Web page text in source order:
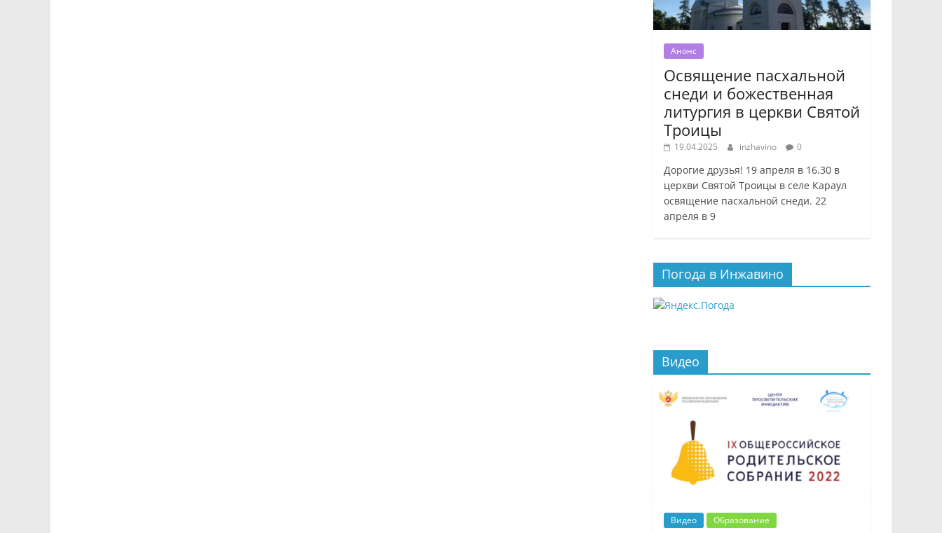
Анонс
Освящение пасхальной
снеди и божественная
литургия в церкви Святой
Троицы
19.04.2025 inzhavino 0
Дорогие друзья! 19 апреля в 16.30 в
церкви Святой Троицы в селе Караул
освящение пасхальной снеди. 22
апреля в 9
Погода в Инжавино
Видео
Видео Образование